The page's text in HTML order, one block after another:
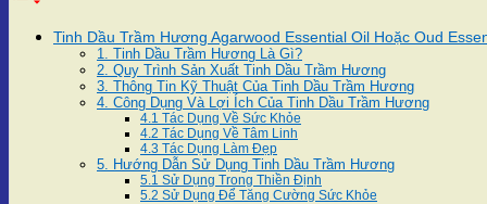
Tinh Dầu Trầm Hương Agarwood Essential Oil Hoặc Oud
1. Tinh Dầu Trầm Hương Là Gì?
2. Quy Trình Sản Xuất Tinh Dầu Trầm Hương
3. Thông Tin Kỹ Thuật Của Tinh Dầu Trầm Hương
4. Công Dụng Và Lợi Ích Của Tinh Dầu Trầm Hương
4.1 Tác Dụng Về Sức Khỏe
4.2 Tác Dụng Về Tâm Linh
4.3 Tác Dụng Làm Đẹp
5. Hướng Dẫn Sử Dụng Tinh Dầu Trầm Hương
5.1 Sử Dụng Trong Thiền Định
5.2 Sử Dụng Để Tăng Cường Sức Khỏe